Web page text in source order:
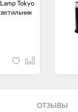
Tokyo
ОТЗЫВЫ